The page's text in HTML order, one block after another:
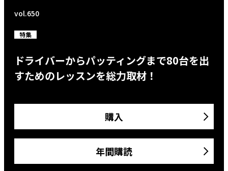
vol.650
特集
ドライバーからパッティングまで80台を出
すためのレッスンを総力取材！
購入
年間購読